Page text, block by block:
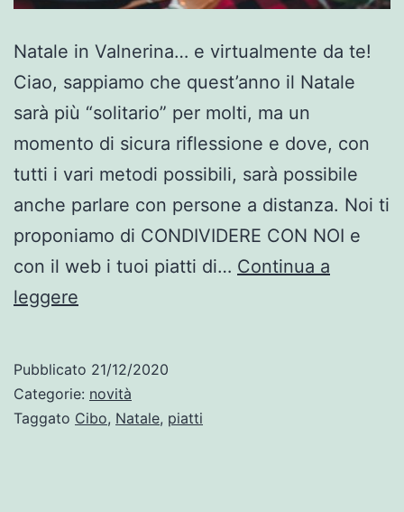
Natale in Valnerina… e virtualmente da te!
Ciao, sappiamo che quest’anno il Natale
sarà più “solitario” per molti, ma un
momento di sicura riflessione e dove, con
tutti i vari metodi possibili, sarà possibile
anche parlare con persone a distanza. Noi ti
proponiamo di CONDIVIDERE CON NOI e
con il web i tuoi piatti di… Continua a
leggere
dicci
cosa
ti
Pubblicato 21/12/2020
Categorie: novità
Taggato Cibo, Natale, piatti